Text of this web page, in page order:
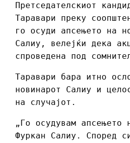
Претседателскиот
Таравари преку
го осуди апсењето на
Салиу, велејќи дека
спроведена под
Таравари бара итно
новинарот Салиу и
на случајот.
„Го осудувам апсењето
Фуркан Салиу. Според